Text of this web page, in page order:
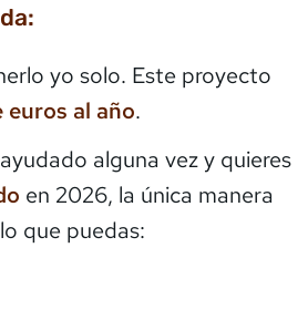
yo solo. Este proyecto
euros al año.
alguna vez y quieres
en 2026, la única manera
que puedas: